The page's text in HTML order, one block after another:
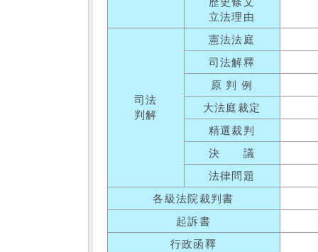
立法理由
司法
判解
憲法法庭
司法解釋
原 判 例
大法庭裁定
精選裁判
決 議
法律問題
各級法院裁判書
起訴書
行政函釋